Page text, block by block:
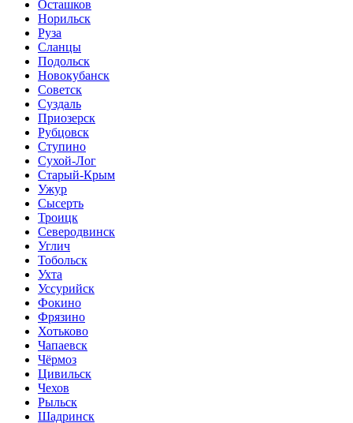
Осташков
Норильск
Руза
Сланцы
Подольск
Новокубанск
Советск
Суздаль
Приозерск
Рубцовск
Ступино
Сухой-Лог
Старый-Крым
Ужур
Сысерть
Троицк
Северодвинск
Углич
Тобольск
Ухта
Уссурийск
Фокино
Фрязино
Хотьково
Чапаевск
Чёрмоз
Цивильск
Чехов
Рыльск
Шадринск